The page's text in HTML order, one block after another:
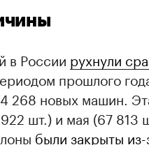
в России рухнули
прошлого
268 новых машин.
шт.) и мая (67 813
были закрыты из-